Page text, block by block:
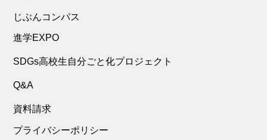
じぶんコンパス
進学EXPO
SDGs高校生自分ごと化プロジェクト
Q&A
資料請求
プライバシーポリシー